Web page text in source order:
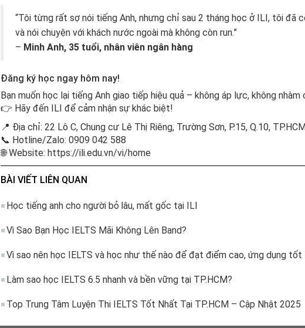
“Tôi từng rất sợ nói tiếng Anh, nhưng chỉ sau 2 tháng học ở ILI, tôi đã
và nói chuyện với khách nước ngoài mà không còn run.”
– Minh Anh, 35 tuổi, nhân viên ngân hàng
Đăng ký học ngay hôm nay!
Bạn muốn học lại tiếng Anh giao tiếp hiệu quả – không áp lực, không nhàm
👉 Hãy đến ILI để cảm nhận sự khác biệt!
📍 Địa chỉ: 22 Lô C, Chung cư Lê Thị Riêng, Trường Sơn, P.15, Q.10,
📞 Hotline/Zalo: 0909 042 588
🌐 Website: https://ili.edu.vn/vi/home
BÀI VIẾT LIÊN QUAN
Học tiếng anh cho người bỏ lâu, mất gốc tại ILI
Vì Sao Bạn Học IELTS Mãi Không Lên Band?
Vì sao nên học IELTS và học như thế nào để đạt điểm cao, ứng dụng
Làm sao học IELTS 6.5 nhanh và bền vững tại TP.HCM?
Top Trung Tâm Luyện Thi IELTS Tốt Nhất Tại TP.HCM – Cập Nhật 2025